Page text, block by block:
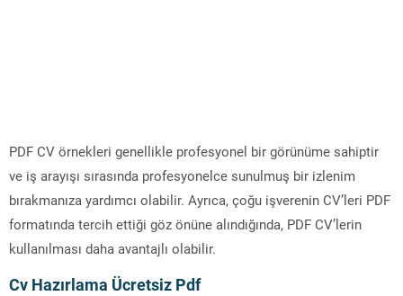
PDF CV örnekleri genellikle profesyonel bir görünüme sahiptir
ve iş arayışı sırasında profesyonelce sunulmuş bir izlenim
bırakmanıza yardımcı olabilir. Ayrıca, çoğu işverenin CV’leri PDF
formatında tercih ettiği göz önüne alındığında, PDF CV’lerin
kullanılması daha avantajlı olabilir.
Cv Hazırlama Ücretsiz Pdf